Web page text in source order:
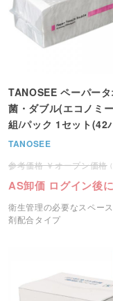
TANOSEE ペーパー
菌・ダブル(エコノミ
組/パック 1セット(42
TANOSEE
オープン価格
AS卸価 ログイン後
衛生管理の必要なスペー
剤配合タイプ